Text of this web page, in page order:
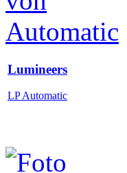
Lumineers
LP Automatic